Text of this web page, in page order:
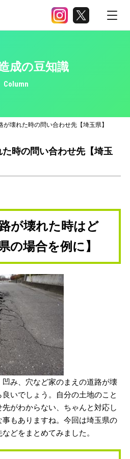
成の豆知識
Column
が壊れた時の問い合わせ先【埼玉県】
時の問い合わせ先【埼玉
が壊れた時はど
の場合を例に】
み、穴など家のまえの道路が壊
いでしょう。自分の土地のこと
がわからない、ちゃんと対応し
もありますね。今回は埼玉県の
どをまとめてみました。